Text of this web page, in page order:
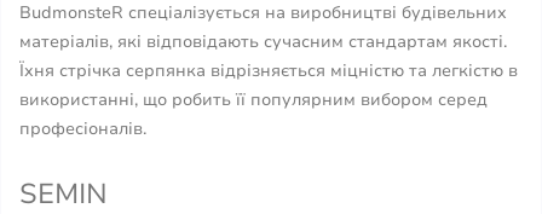
BudmonsteR спеціалізується на виробництві будівельних
матеріалів, які відповідають сучасним стандартам якості.
Їхня стрічка серпянка відрізняється міцністю та легкістю в
використанні, що робить її популярним вибором серед
професіоналів.
SEMIN